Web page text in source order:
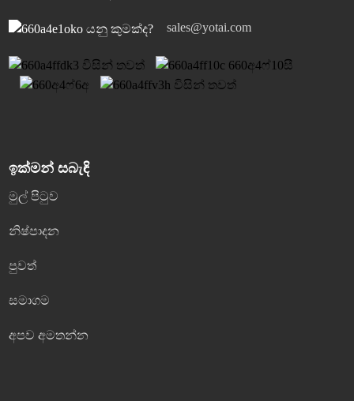
sales@yotai.com
ඉක්මන් සබැඳි
මුල් පිටුව
නිෂ්පාදන
පුවත්
සමාගම
අපව අමතන්න